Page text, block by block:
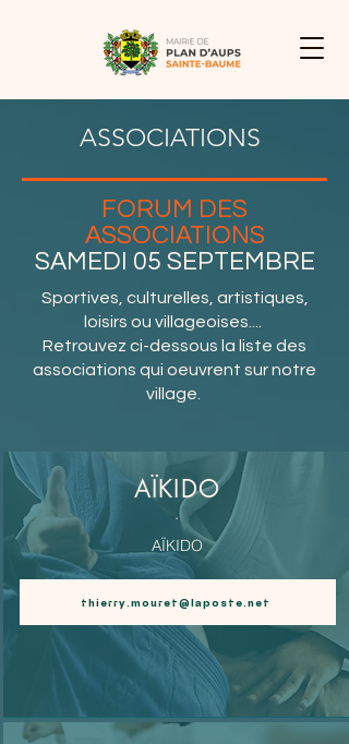
ASSOCIATIONS
FORUM DES
ASSOCIATIONS
SAMEDI 05 SEPTEMBRE
Sportives, culturelles, artistiques,
loisirs ou villageoises....
Retrouvez ci-dessous la liste des
associations qui oeuvrent sur notre
village.
AÏKIDO
.
AÏKIDO
thierry.mouret@laposte.net